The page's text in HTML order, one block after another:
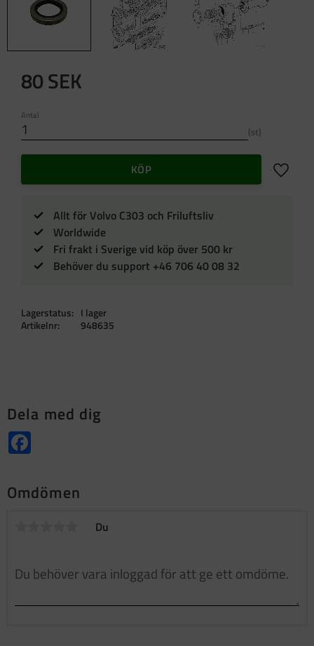
80SEK
Antal
st
KÖP Lägg
Allt för Volvo C303 och Friluftsliv
Worldwide
Fri frakt i Sverige vid köp över 500 kr
Behöver du support +46 706 40 08 32
Lagerstatus
I lager
Artikelnr
948635
Dela med dig
Omdömen
Du